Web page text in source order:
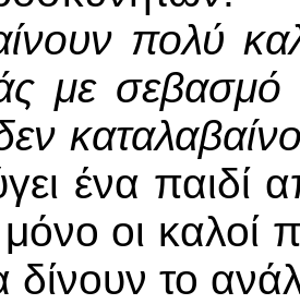
πολύ
με
ένα παιδί
οι καλοί
δίνουν το